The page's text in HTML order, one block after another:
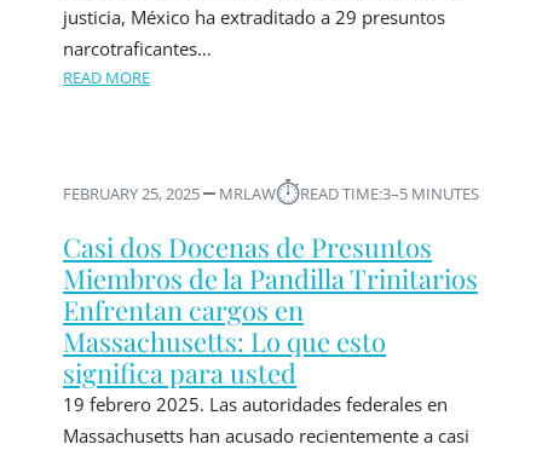
justicia, México ha extraditado a 29 presuntos
narcotraficantes…
READ MORE
FEBRUARY 25, 2025 MRLAW⏱︎READ TIME:3–5 MINUTES
Casi dos Docenas de Presuntos
Miembros de la Pandilla Trinitarios
Enfrentan cargos en
Massachusetts: Lo que esto
significa para usted
19 febrero 2025. Las autoridades federales en
Massachusetts han acusado recientemente a casi